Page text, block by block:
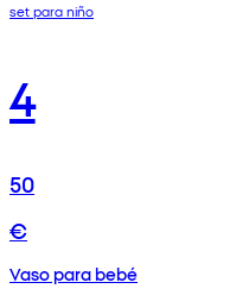
set para niño
4
50
€
Vaso para bebé